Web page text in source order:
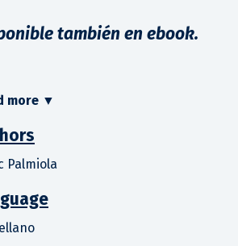
también en ebook.
more ▼
Palmiola